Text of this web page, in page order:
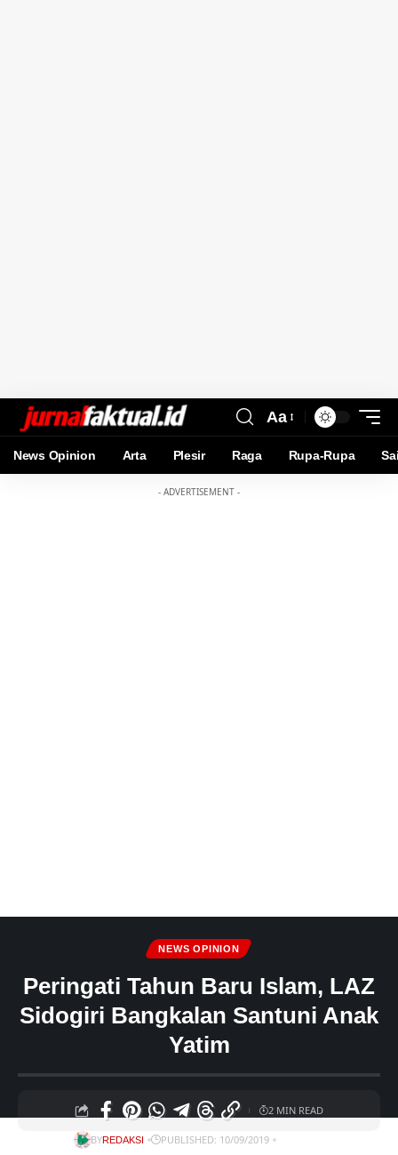
Aa
News Opinion Arta Plesir Raga Rupa-Rupa
- ADVERTISEMENT -
NEWS OPINION
Peringati Tahun Baru Islam, LAZ
Sidogiri Bangkalan Santuni Anak
Yatim
BYREDAKSI PUBLISHED: 10/09/2019
2 MIN READ